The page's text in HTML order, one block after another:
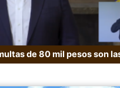
de 80 mil pesos son